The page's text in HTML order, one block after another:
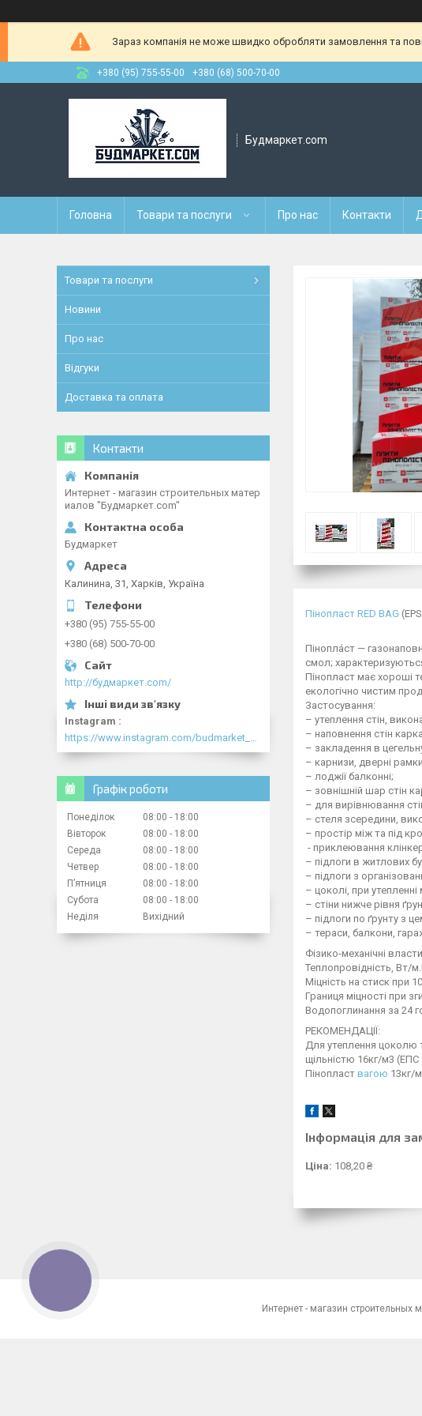
Зараз компанія не може швидко обробляти замовлення та
+380 (95) 755-55-00 +380 (68) 500-70-00
Будмаркет.com
Головна Товари та послуги Про нас Контакти
Пінопласт RED BAG
Пінопла́ст —
смол;
Пінопласт має хороші
екологічно чистим
Застосування:
– утеплення стін,
– наповнення стін
– закладення в
– карнизи, дверні
– лоджії балконні;
– зовнішній шар стін
– для вирівнювання
– стеля зсередини,
– простір між та під
- приклеювання
– підлоги в житлових
– підлоги з
– цоколі, при
– стіни нижче рівня
– підлоги по ґрунту з
– тераси, балкони,
Фізико-механічні
Міцність на стиск
Границя міцності
Водопоглинання за
РЕКОМЕНДАЦІЇ:
Для утеплення цоколю
щільністю 16кг/м3 (ЕПС
Пінопласт вагою 13кг/
Інформація для
Ціна: 108,20 ₴
Товари та послуги
Новини
Про нас
Відгуки
Доставка та оплата
Контакти
Интернет - магазин строительных матер
иалов "Будмаркет.com"
Будмаркет
Калинина, 31, Харків, Україна
+380 (95) 755-55-00
+380 (68) 500-70-00
http://будмаркет.com/
Instagram
Графік роботи
Понеділок 08:00
18:00
Вівторок
08:00
18:00
Середа
08:00
18:00
Четвер
08:00
18:00
Пʼятниця
08:00
18:00
Субота
08:00
18:00
Неділя
Вихідний